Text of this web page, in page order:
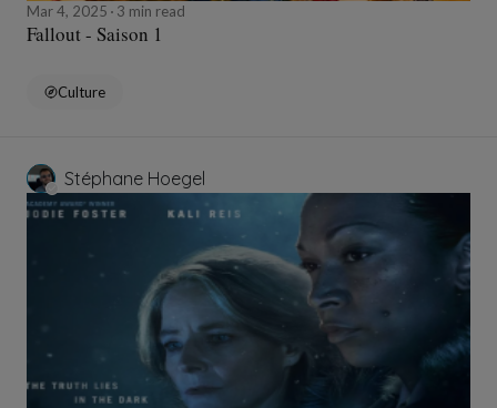
Mar 4, 2025 3 min read
Fallout - Saison 1
Culture
Stéphane Hoegel